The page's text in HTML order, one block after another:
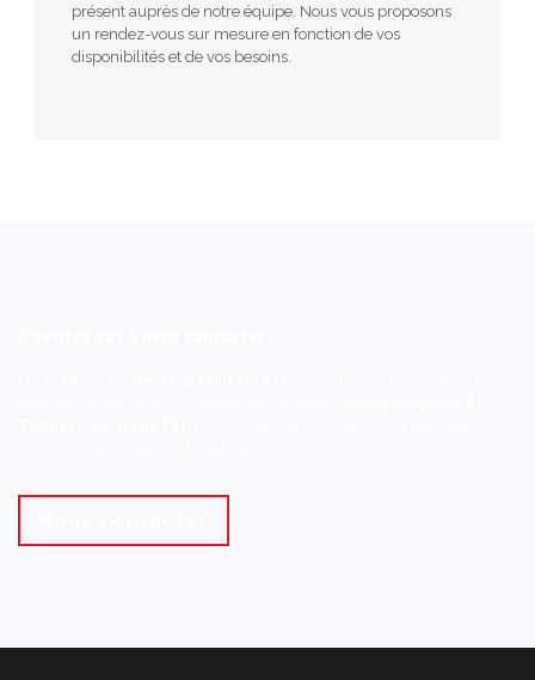
présent auprès de notre équipe. Nous vous proposons
un rendez-vous sur mesure en fonction de vos
disponibilités et de vos besoins.